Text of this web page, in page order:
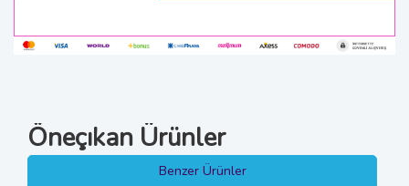
Öneçıkan Ürünler
Benzer Ürünler